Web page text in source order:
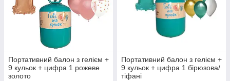
Портативний балон з гелієм +
9 кульок + цифра 1 рожеве
золото
Портативний балон з гелієм +
9 кульок + цифра 1 бірюзова/
тіфані